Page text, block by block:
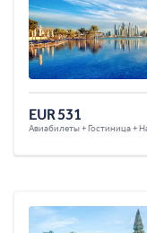
EUR 531
Авиабилеты + Гостиница +